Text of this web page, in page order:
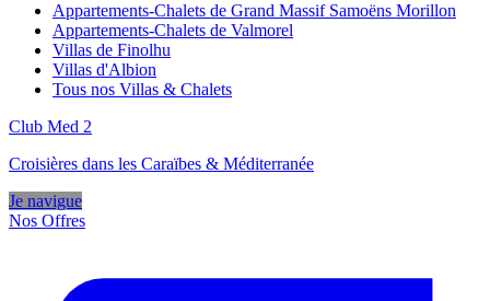
Appartements-Chalets de Grand Massif Samoëns Morillon
Appartements-Chalets de Valmorel
Villas de Finolhu
Villas d'Albion
Tous nos Villas & Chalets
Club Med 2
Croisières dans les Caraïbes & Méditerranée
Je navigue
Nos Offres